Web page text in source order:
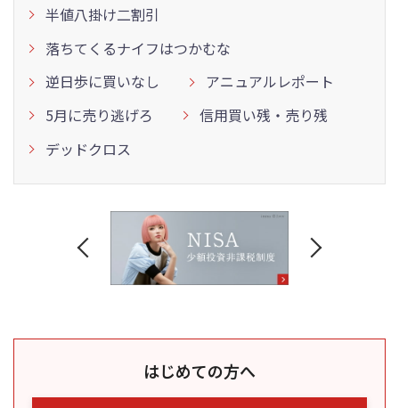
半値八掛け二割引
落ちてくるナイフはつかむな
逆日歩に買いなし
アニュアルレポート
5月に売り逃げろ
信用買い残・売り残
デッドクロス
はじめての方へ